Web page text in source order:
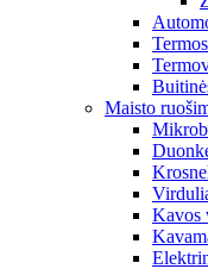
Maisto
Kavos